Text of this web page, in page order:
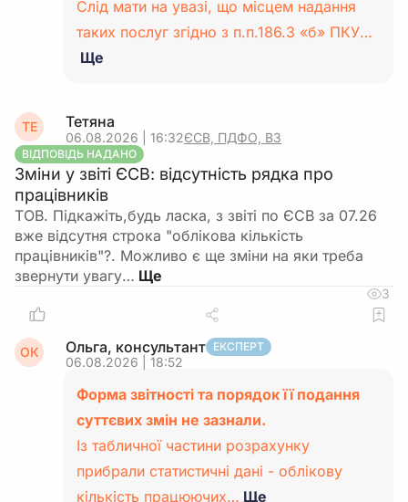
Слід мати на увазі, що місцем надання
таких послуг згідно з п.п.186.3 «б» ПКУ…
Ще
ТЕ Тетяна
06.08.2026 | 16:32ЄСВ, ПДФО, ВЗ
ВІДПОВІДЬ НАДАНО
Зміни у звіті ЄСВ: відсутність рядка про
працівників
ТОВ. Підкажіть,будь ласка, з звіті по ЄСВ за 07.26
вже відсутня строка "облікова кількість
працівників"?. Можливо є ще зміни на яки треба
звернути увагу…
3
ОК Ольга, консультант ЕКСПЕРТ
06.08.2026 | 18:52
Форма звітності та порядок її подання
суттєвих змін не зазнали.
Із табличної частини розрахунку
прибрали статистичні дані - облікову
кількість працюючих… Ще